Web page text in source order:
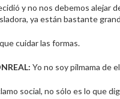
y no nos debemos alejar
ya están bastante
cuidar las formas.
: Yo no soy pilmama de
social, no sólo es lo que